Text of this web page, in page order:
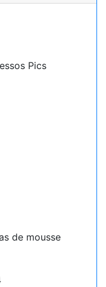
Pics
de mousse